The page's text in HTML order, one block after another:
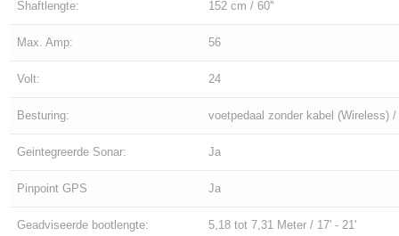
Shaftlengte: 152 cm / 60''
Max. Amp: 56
Volt: 24
Besturing: voetpedaal zonder kabel (Wireless)
Geintegreerde Sonar: Ja
Pinpoint GPS Ja
Geadviseerde bootlengte: 5,18 tot 7,31 Meter / 17' - 21'